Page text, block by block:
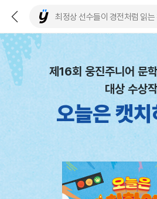
제16회 웅진주니어 문
대상 수상작
오늘은 캣